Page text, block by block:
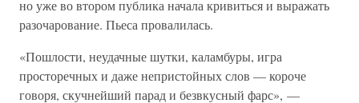
но уже во втором публика начала кривиться и выражать
разочарование. Пьеса провалилась.
«Пошлости, неудачные шутки, каламбуры, игра
просторечных и даже непристойных слов — короче
говоря, скучнейший парад и безвкусный фарс», —